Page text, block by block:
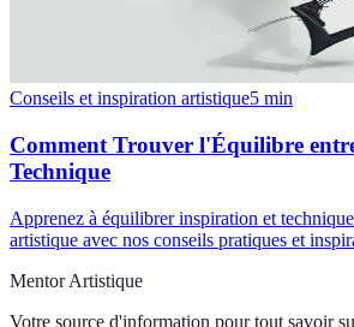
Conseils et inspiration artistique5 min
Comment Trouver l'Équilibre
Technique
Apprenez à équilibrer inspiration et
artistique avec nos conseils pratiques et
Mentor Artistique
Votre source d'information pour tout savoir